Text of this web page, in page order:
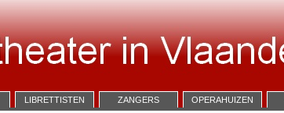
LIBRETTISTEN ZANGERS OPERAHUIZEN